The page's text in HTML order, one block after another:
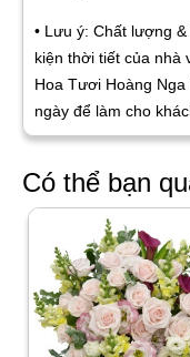
• Lưu ý: Chất lượng
kiện thời tiết của nhà
Hoa Tươi Hoàng
ngày để làm cho
Có thể bạn